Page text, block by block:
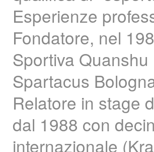
Esperienze
Fondatore, nel
Sportiva
Spartacus
Relatore in stage
dal 1988 con
internazionale